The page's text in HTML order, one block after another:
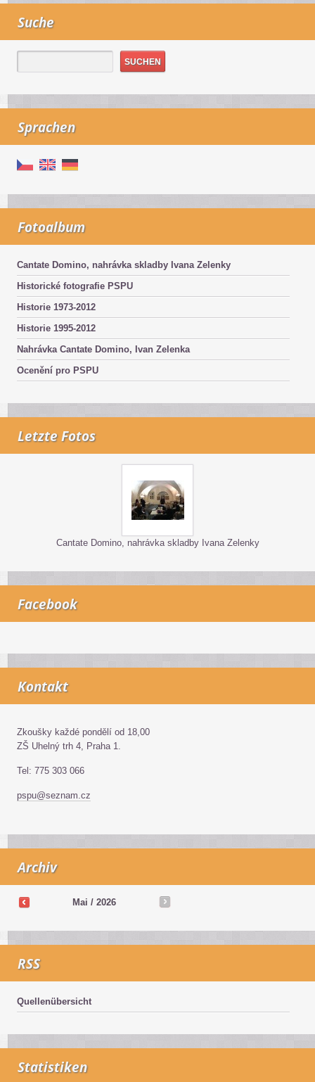
Suche
Sprachen
Fotoalbum
Cantate Domino, nahrávka skladby Ivana Zelenky
Historické fotografie PSPU
Historie 1973-2012
Historie 1995-2012
Nahrávka Cantate Domino, Ivan Zelenka
Ocenění pro PSPU
Letzte Fotos
Cantate Domino, nahrávka skladby Ivana Zelenky
Facebook
Kontakt
Zkoušky každé pondělí od 18,00
ZŠ Uhelný trh 4, Praha 1.
Tel: 775 303 066
pspu@seznam.cz
Archiv
Mai / 2026
RSS
Quellenübersicht
Statistiken